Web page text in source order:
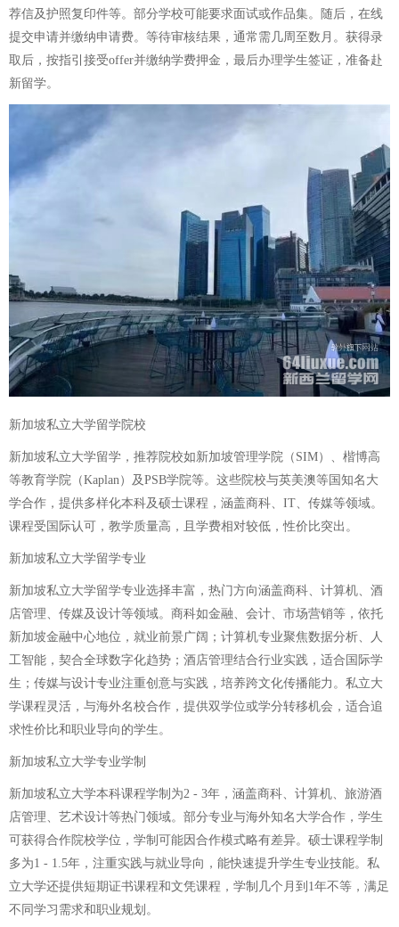
荐信及护照复印件等。部分学校可能要求面试或作品集。随后，在线
提交申请并缴纳申请费。等待审核结果，通常需几周至数月。获得录
取后，按指引接受offer并缴纳学费押金，最后办理学生签证，准备赴
新留学。
新加坡私立大学留学院校
新加坡私立大学留学，推荐院校如新加坡管理学院（SIM）、楷博高
等教育学院（Kaplan）及PSB学院等。这些院校与英美澳等国知名大
学合作，提供多样化本科及硕士课程，涵盖商科、IT、传媒等领域。
课程受国际认可，教学质量高，且学费相对较低，性价比突出。
新加坡私立大学留学专业
新加坡私立大学留学专业选择丰富，热门方向涵盖商科、计算机、酒
店管理、传媒及设计等领域。商科如金融、会计、市场营销等，依托
新加坡金融中心地位，就业前景广阔；计算机专业聚焦数据分析、人
工智能，契合全球数字化趋势；酒店管理结合行业实践，适合国际学
生；传媒与设计专业注重创意与实践，培养跨文化传播能力。私立大
学课程灵活，与海外名校合作，提供双学位或学分转移机会，适合追
求性价比和职业导向的学生。
新加坡私立大学专业学制
新加坡私立大学本科课程学制为2 - 3年，涵盖商科、计算机、旅游酒
店管理、艺术设计等热门领域。部分专业与海外知名大学合作，学生
可获得合作院校学位，学制可能因合作模式略有差异。硕士课程学制
多为1 - 1.5年，注重实践与就业导向，能快速提升学生专业技能。私
立大学还提供短期证书课程和文凭课程，学制几个月到1年不等，满足
不同学习需求和职业规划。